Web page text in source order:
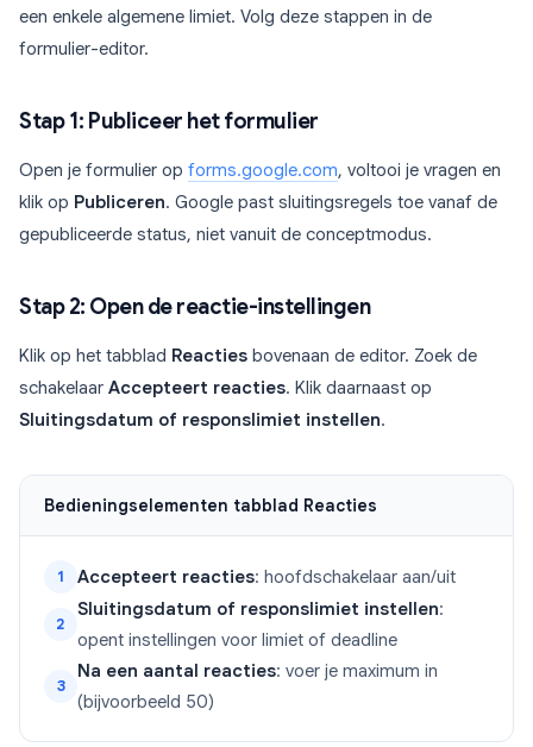
een enkele algemene limiet. Volg deze stappen in de
formulier-editor.
Stap 1: Publiceer het formulier
Open je formulier op forms.google.com, voltooi je vragen en
klik op Publiceren. Google past sluitingsregels toe vanaf de
gepubliceerde status, niet vanuit de conceptmodus.
Stap 2: Open de reactie-instellingen
Klik op het tabblad Reacties bovenaan de editor. Zoek de
schakelaar Accepteert reacties. Klik daarnaast op
Sluitingsdatum of responslimiet instellen.
Bedieningselementen tabblad Reacties
1 Accepteert reacties: hoofdschakelaar aan/uit
2
Sluitingsdatum of responslimiet instellen:
opent instellingen voor limiet of deadline
3
Na een aantal reacties: voer je maximum in
(bijvoorbeeld 50)